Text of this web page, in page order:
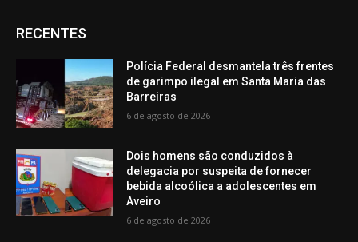
RECENTES
Polícia Federal desmantela três frentes
de garimpo ilegal em Santa Maria das
Barreiras
6 de agosto de 2026
Dois homens são conduzidos à
delegacia por suspeita de fornecer
bebida alcoólica a adolescentes em
Aveiro
6 de agosto de 2026